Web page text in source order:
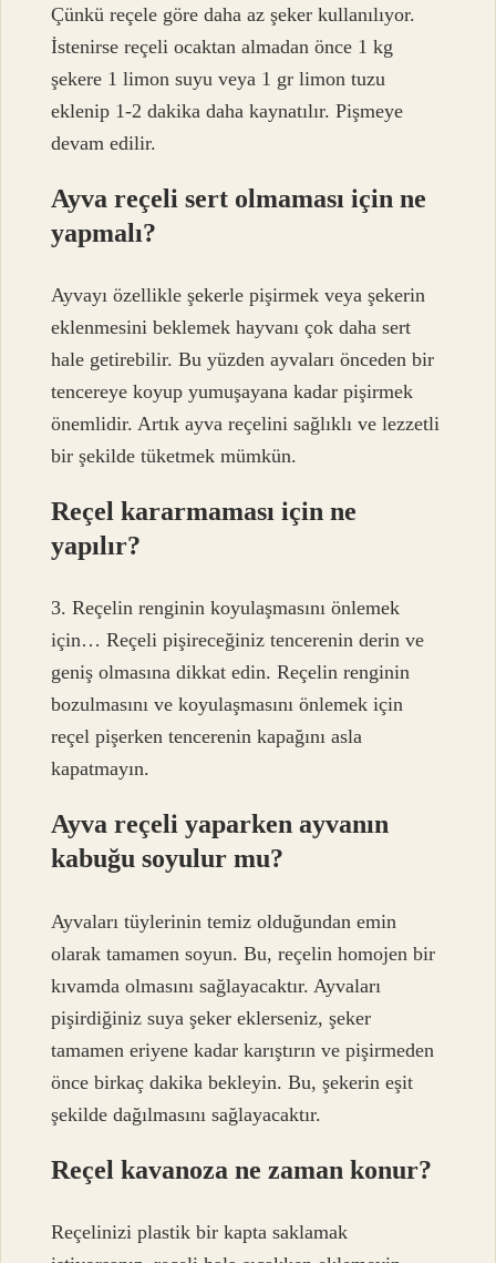
Çünkü reçele göre daha az şeker kullanılıyor.
İstenirse reçeli ocaktan almadan önce 1 kg
şekere 1 limon suyu veya 1 gr limon tuzu
eklenip 1-2 dakika daha kaynatılır. Pişmeye
devam edilir.
Ayva reçeli sert olmaması için ne
yapmalı?
Ayvayı özellikle şekerle pişirmek veya şekerin
eklenmesini beklemek hayvanı çok daha sert
hale getirebilir. Bu yüzden ayvaları önceden bir
tencereye koyup yumuşayana kadar pişirmek
önemlidir. Artık ayva reçelini sağlıklı ve lezzetli
bir şekilde tüketmek mümkün.
Reçel kararmaması için ne
yapılır?
3. Reçelin renginin koyulaşmasını önlemek
için… Reçeli pişireceğiniz tencerenin derin ve
geniş olmasına dikkat edin. Reçelin renginin
bozulmasını ve koyulaşmasını önlemek için
reçel pişerken tencerenin kapağını asla
kapatmayın.
Ayva reçeli yaparken ayvanın
kabuğu soyulur mu?
Ayvaları tüylerinin temiz olduğundan emin
olarak tamamen soyun. Bu, reçelin homojen bir
kıvamda olmasını sağlayacaktır. Ayvaları
pişirdiğiniz suya şeker eklerseniz, şeker
tamamen eriyene kadar karıştırın ve pişirmeden
önce birkaç dakika bekleyin. Bu, şekerin eşit
şekilde dağılmasını sağlayacaktır.
Reçel kavanoza ne zaman konur?
Reçelinizi plastik bir kapta saklamak